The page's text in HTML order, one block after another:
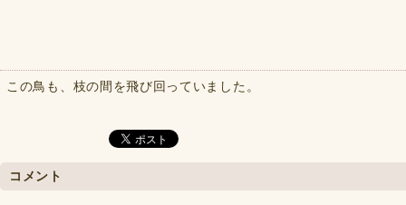
この鳥も、枝の間を飛び回っていました。
コメント